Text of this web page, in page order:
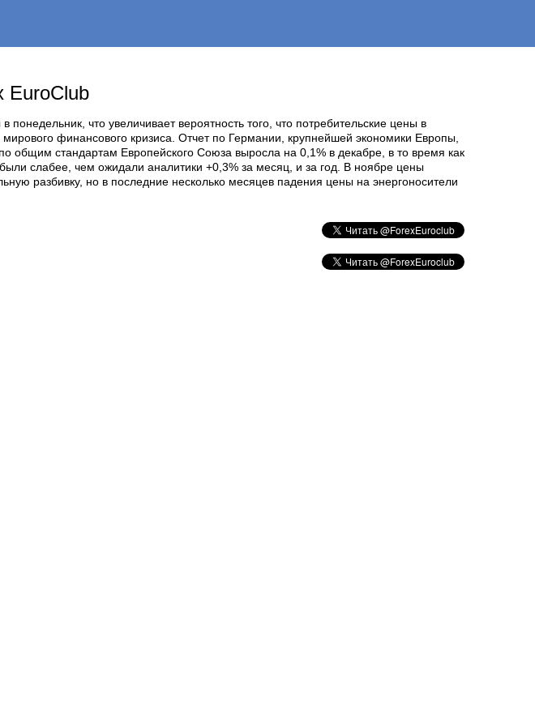
EuroClub
что увеличивает вероятность того, что потребительские цены в
финансового кризиса. Отчет по Германии, крупнейшей экономики Европы,
стандартам Европейского Союза выросла на 0,1% в декабре, в то время как
слабее, чем ожидали аналитики +0,3% за месяц, и за год. В ноябре цены
разбивку, но в последние несколько месяцев падения цены на энергоносители